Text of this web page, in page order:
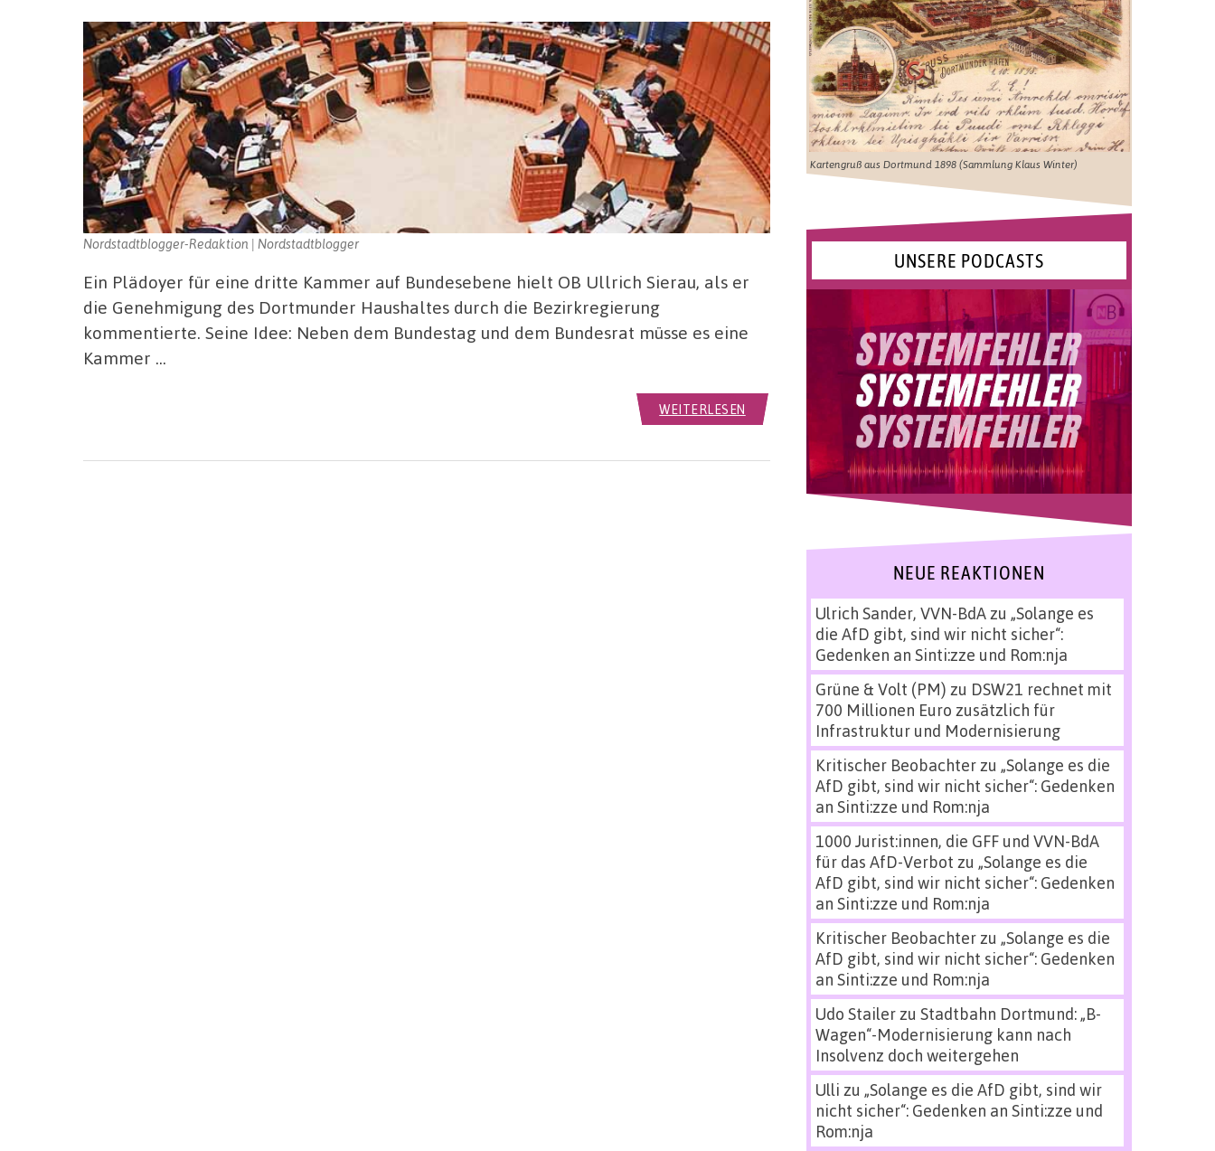
Nordstadtblogger-Redaktion | Nordstadtblogger
Ein Plädoyer für eine dritte Kammer auf Bundesebene hielt OB Ullrich Sierau, als er
die Genehmigung des Dortmunder Haushaltes durch die Bezirkregierung
kommentierte. Seine Idee: Neben dem Bundestag und dem Bundesrat müsse es eine
Kammer …
WEITERLESEN
Kartengruß aus Dortmund 1898 (Sammlung Klaus Winter)
UNSERE PODCASTS
NEUE REAKTIONEN
Ulrich Sander, VVN-BdAzu „Solange es
die AfD gibt, sind wir nicht sicher“:
Gedenken an Sinti:zze und Rom:nja
Grüne & Volt (PM) zu DSW21 rechnet mit
700 Millionen Euro zusätzlich für
Infrastruktur und Modernisierung
Kritischer Beobachterzu „Solange es die
AfD gibt, sind wir nicht sicher“: Gedenken
an Sinti:zze und Rom:nja
1000 Jurist:innen, die GFF und VVN-BdA
für das AfD-Verbot zu „Solange es die
AfD gibt, sind wir nicht sicher“: Gedenken
an Sinti:zze und Rom:nja
Kritischer Beobachterzu „Solange es die
AfD gibt, sind wir nicht sicher“: Gedenken
an Sinti:zze und Rom:nja
Udo Stailerzu Stadtbahn Dortmund: „B-
Wagen“-Modernisierung kann nach
Insolvenz doch weitergehen
Ulli zu „Solange es die AfD gibt, sind wir
nicht sicher“: Gedenken an Sinti:zze und
Rom:nja